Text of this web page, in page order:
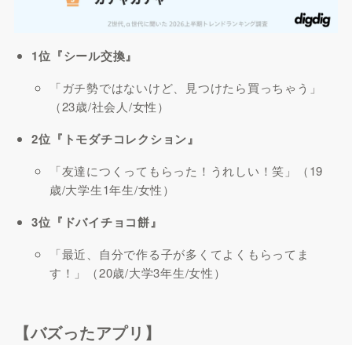
1位『シール交換』
「ガチ勢ではないけど、見つけたら買っちゃう」
（23歳/社会人/女性）
2位『トモダチコレクション』
「友達につくってもらった！うれしい！笑」（19
歳/大学生1年生/女性）
3位『ドバイチョコ餅』
「最近、自分で作る子が多くてよくもらってま
す！」（20歳/大学3年生/女性）
【バズったアプリ】